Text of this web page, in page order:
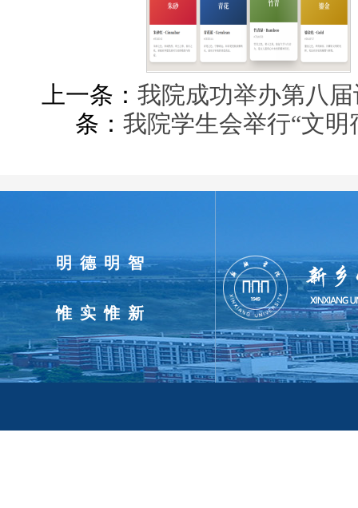
上一条： 我院成功举办第八
条： 我院学生会举行“文
明德明智
惟实惟新